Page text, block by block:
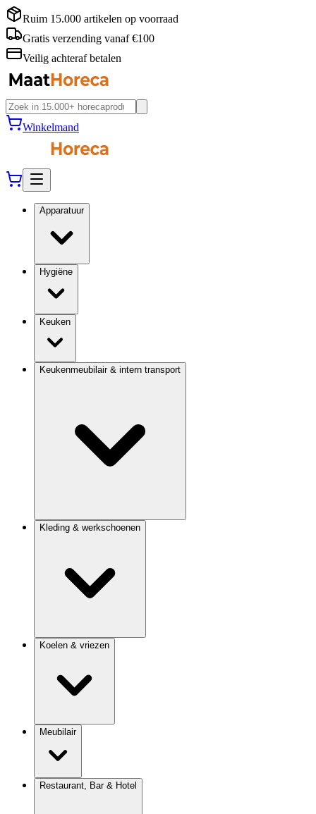
Ruim 15.000 artikelen op voorraad
Gratis verzending vanaf €100
Veilig achteraf betalen
Winkelmand
Apparatuur
Hygiëne
Keuken
Keukenmeubilair & intern transport
Kleding & werkschoenen
Koelen & vriezen
Meubilair
Restaurant, Bar & Hotel